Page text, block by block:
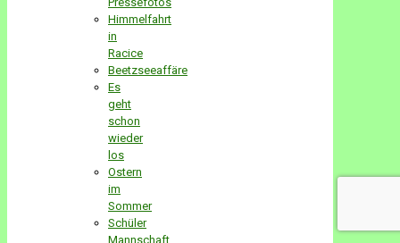
Himmelfahrt
in
Racice
Beetzseeaffäre
Es
geht
schon
wieder
los
Ostern
im
Sommer
Schüler
Mannschaft